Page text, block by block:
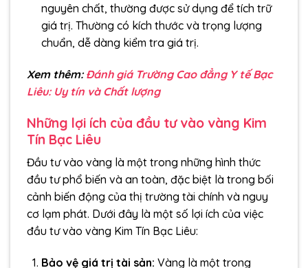
nguyên chất, thường được sử dụng để tích trữ
giá trị. Thường có kích thước và trọng lượng
chuẩn, dễ dàng kiểm tra giá trị.
Xem thêm:Đánh giá Trường Cao đẳng Y tế Bạc
Liêu: Uy tín và Chất lượng
Những lợi ích của đầu tư vào vàng Kim
Tín Bạc Liêu
Đầu tư vào vàng là một trong những hình thức
đầu tư phổ biến và an toàn, đặc biệt là trong bối
cảnh biến động của thị trường tài chính và nguy
cơ lạm phát. Dưới đây là một số lợi ích của việc
đầu tư vào vàng Kim Tín Bạc Liêu:
Bảo vệ giá trị tài sản: Vàng là một trong